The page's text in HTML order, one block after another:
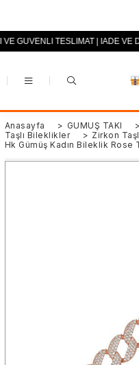
+90 (0553) 694 94 70
GÜVENLİ TESLİMAT | İADE VE
Anasayfa > GÜMÜŞ TAKI >
Taşlı Bileklikler
> Zirkon
Hk Gümüş Kadın Bileklik Rose